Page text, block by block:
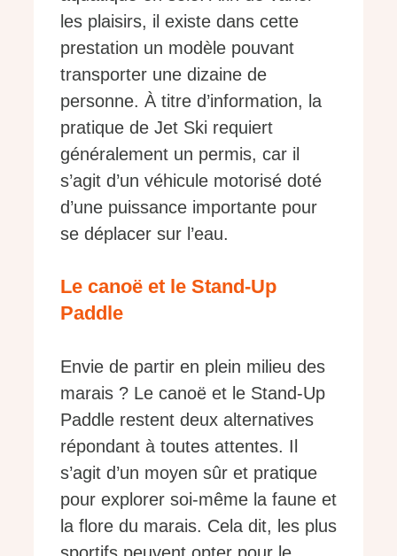
les plaisirs, il existe dans cette
prestation un modèle pouvant
transporter une dizaine de
personne. À titre d’information, la
pratique de Jet Ski requiert
généralement un permis, car il
s’agit d’un véhicule motorisé doté
d’une puissance importante pour
se déplacer sur l’eau.
Le canoë et le Stand-Up
Paddle
Envie de partir en plein milieu des
marais ? Le canoë et le Stand-Up
Paddle restent deux alternatives
répondant à toutes attentes. Il
s’agit d’un moyen sûr et pratique
pour explorer soi-même la faune et
la flore du marais. Cela dit, les plus